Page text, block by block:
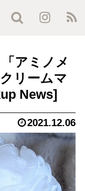
アミノメ
リームマ
2021.12.06